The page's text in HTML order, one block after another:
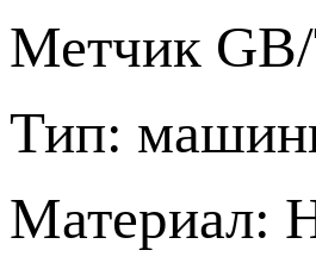
Метчик
Тип:
Материал: